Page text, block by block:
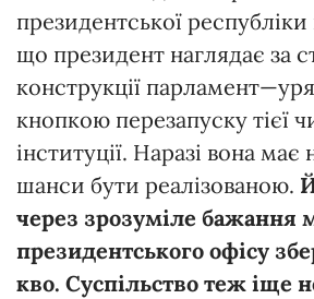
президентської
що президент наглядає за
конструкції
кнопкою перезапуску тієї
інституції. Наразі вона має
шанси бути реалізованою.
через зрозуміле бажання
президентського офісу
кво. Суспільство теж іще